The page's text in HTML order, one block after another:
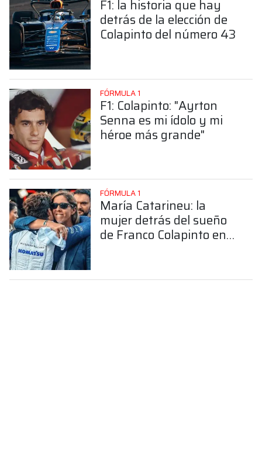
F1: la historia que hay
detrás de la elección de
Colapinto del número 43
FÓRMULA 1
F1: Colapinto: "Ayrton
Senna es mi ídolo y mi
héroe más grande"
FÓRMULA 1
María Catarineu: la
mujer detrás del sueño
de Franco Colapinto en